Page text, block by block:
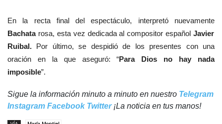
En la recta final del espectáculo, interpretó nuevamente
Bachata rosa, esta vez dedicada al compositor español Javier
Ruibal. Por último, se despidió de los presentes con una
oración en la que aseguró: “Para Dios no hay nada
imposible”.
Sigue la información minuto a minuto en nuestro Telegram
Instagram Facebook Twitter¡La noticia en tus manos!